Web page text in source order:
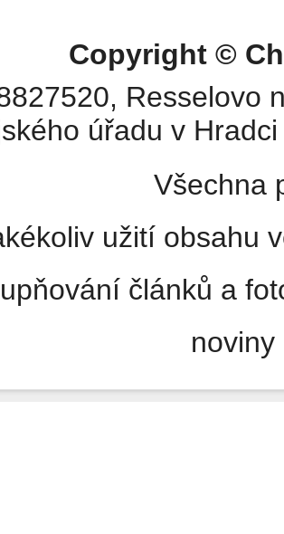
Copyright ©
Resselovo
úřadu v
Všechna
užití obsahu
článků a